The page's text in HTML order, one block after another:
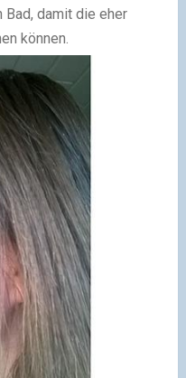
Bad, damit die eher
können.